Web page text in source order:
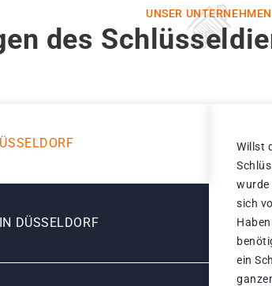
UNSER UNTERNEHMEN
des
DÜSSELDORF
Willst
wurde
sich
ein